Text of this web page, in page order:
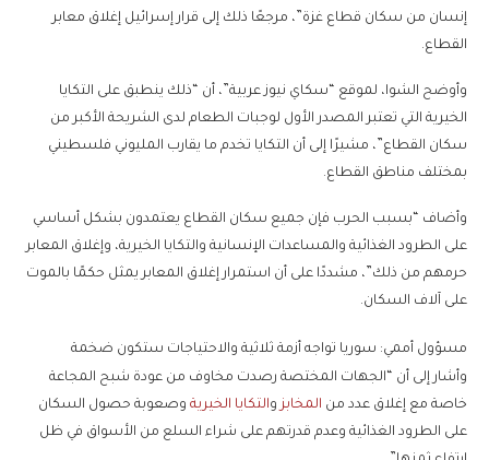
إنسان من سكان قطاع غزة”، مرجعًا ذلك إلى قرار إسرائيل إغلاق معابر
القطاع.
وأوضح الشوا، لموقع “سكاي نيوز عربية”، أن “ذلك ينطبق على التكايا
الخيرية التي تعتبر المصدر الأول لوجبات الطعام لدى الشريحة الأكبر من
سكان القطاع”، مشيرًا إلى أن التكايا تخدم ما يقارب المليوني فلسطيني
بمختلف مناطق القطاع.
وأضاف “بسبب الحرب فإن جميع سكان القطاع يعتمدون بشكل أساسي
على الطرود الغذائية والمساعدات الإنسانية والتكايا الخيرية، وإغلاق المعابر
حرمهم من ذلك”، مشددًا على أن استمرار إغلاق المعابر يمثل حكمًا بالموت
على آلاف السكان.
مسؤول أممي: سوريا تواجه أزمة ثلاثية والاحتياجات ستكون ضخمة
وأشار إلى أن “الجهات المختصة رصدت مخاوف من عودة شبح المجاعة
خاصة مع إغلاق عدد من المخابز والتكايا الخيرية وصعوبة حصول السكان
على الطرود الغذائية وعدم قدرتهم على شراء السلع من الأسواق في ظل